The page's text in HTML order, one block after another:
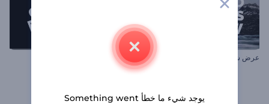
عرض شرائح الإنتقالات المتجزئة حزمة الطباعة السريعة
يوجد شيء ما خطأ Something went